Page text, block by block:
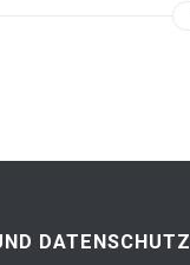
DATENSCHUTZ